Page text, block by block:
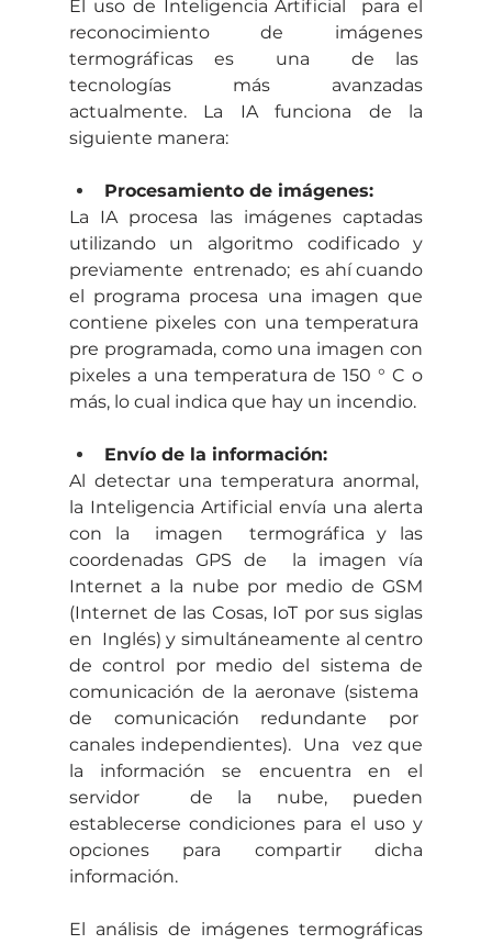
El uso de Inteligencia Artificial  para el
reconocimiento de imágenes
termográficas es  una  de las
tecnologías más avanzadas
actualmente. La IA funciona de la
siguiente manera:
Procesamiento de imágenes:
La IA procesa las imágenes captadas
utilizando un algoritmo codificado y
previamente  entrenado;  es ahí cuando
el programa procesa una imagen que
contiene pixeles con una temperatura
pre programada, como una imagen con
pixeles a una temperatura de 150 ° C o
más, lo cual indica que hay un incendio.
Envío de la información:
Al detectar una temperatura anormal,
la Inteligencia Artificial envía una alerta
con la  imagen  termográfica y las
coordenadas GPS de  la imagen vía
Internet a la nube por medio de GSM
(Internet de las Cosas, IoT por sus siglas
en  Inglés) y simultáneamente al centro
de control por medio del sistema de
comunicación de la aeronave (sistema
de  comunicación  redundante  por
canales independientes).  Una  vez que
la información se encuentra en el
servidor  de la nube, pueden
establecerse condiciones para el uso y
opciones para compartir dicha
información.
El análisis de imágenes termográficas